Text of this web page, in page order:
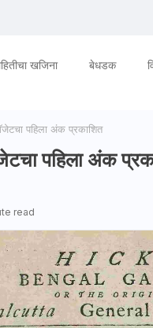
खजिना बेधडक
पहिला अंक प्रकाशित
पहिला अंक
read